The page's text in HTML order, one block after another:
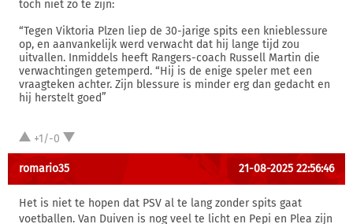
toch niet zo te zijn:
“Tegen Viktoria Plzen liep de 30-jarige spits een knieblessure
op, en aanvankelijk werd verwacht dat hij lange tijd zou
uitvallen. Inmiddels heeft Rangers-coach Russell Martin die
verwachtingen getemperd. “Hij is de enige speler met een
vraagteken achter. Zijn blessure is minder erg dan gedacht en
hij herstelt goed”
+1/-0
romario35 21-08-2025 22:56:46
Het is niet te hopen dat PSV al te lang zonder spits gaat
voetballen. Van Duiven is nog veel te licht en Pepi en Plea zijn